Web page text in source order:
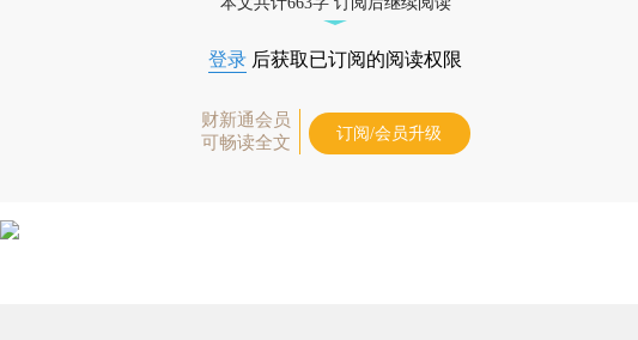
登录 后获取已订阅的阅读权限
财新通会员
可畅读全文
订阅/会员升级